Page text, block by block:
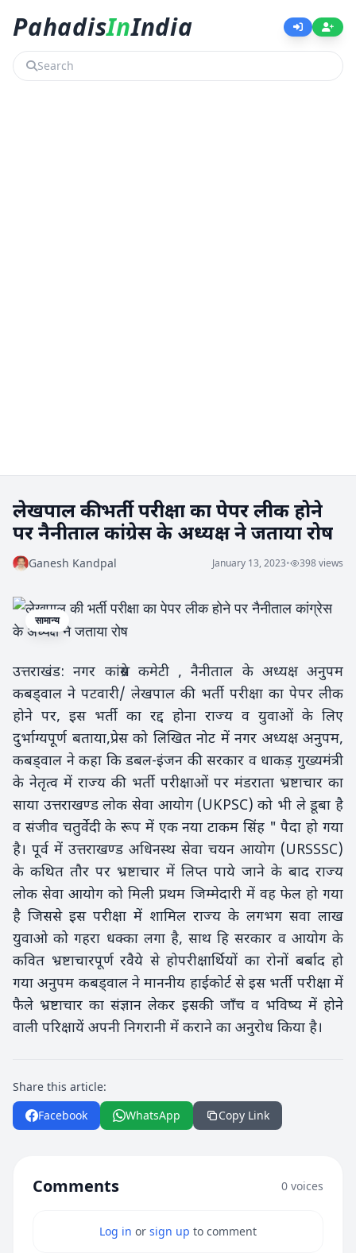
PahadisInIndia
लेखपाल की भर्ती परीक्षा का पेपर लीक होने
पर नैनीताल कांग्रेस के अध्यक्ष ने जताया रोष
Ganesh Kandpal January 13, 2023• 398 views
सामान्य
उत्तराखंड: नगर कांग्रेस कमेटी , नैनीताल के अध्यक्ष अनुपम
कबड्वाल ने पटवारी/ लेखपाल की भर्ती परीक्षा का पेपर लीक
होने पर, इस भर्ती का रद्द होना राज्य व युवाओं के लिए
दुर्भाग्यपूर्ण बताया,प्रेस को लिखित नोट में नगर अध्यक्ष अनुपम,
कबड्वाल ने कहा कि डबल-इंजन की सरकार व धाकड़ गुख्यमंत्री
के नेतृत्व में राज्य की भर्ती परीक्षाओं पर मंडराता भ्रष्टाचार का
साया उत्तराखण्ड लोक सेवा आयोग (UKPSC) को भी ले डूबा है
व संजीव चतुर्वेदी के रूप में एक नया टाकम सिंह " पैदा हो गया
है। पूर्व में उत्तराखण्ड अधिनस्थ सेवा चयन आयोग (URSSSC)
के कथित तौर पर भ्रष्टाचार में लिप्त पाये जाने के बाद राज्य
लोक सेवा आयोग को मिली प्रथम जिम्मेदारी में वह फेल हो गया
है जिससे इस परीक्षा में शामिल राज्य के लगभग सवा लाख
युवाओ को गहरा धक्का लगा है, साथ हि सरकार व आयोग के
कवित भ्रष्टाचारपूर्ण रवैये से होपरीक्षार्थियों का रोनों बर्बाद हो
गया अनुपम कबड्वाल ने माननीय हाईकोर्ट से इस भर्ती परीक्षा में
फैले भ्रष्टाचार का संज्ञान लेकर इसकी जाँच व भविष्य में होने
वाली परिक्षायें अपनी निगरानी में कराने का अनुरोध किया है।
Share this article:
Facebook
WhatsApp Copy Link
Comments 0 voices
Log in or sign up to comment